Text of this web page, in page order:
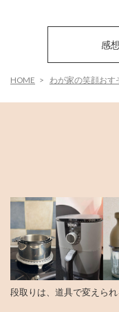
感
HOME わが家の笑顔おす
段取りは、道具で変えられ